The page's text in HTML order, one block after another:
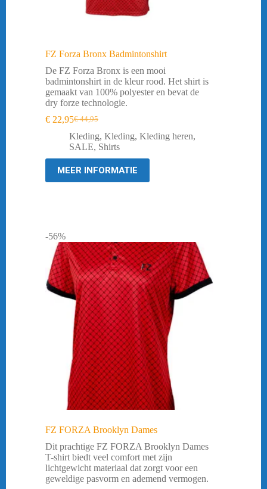
FZ Forza Bronx Badmintonshirt
De FZ Forza Bronx is een mooi
badmintonshirt in de kleur rood. Het shirt is
gemaakt van 100% polyester en bevat de
dry forze technologie.
€44,95
Oorspronkelijke
prijs
was:
€ 22,95Huidige
prijs
is:
Kleding, Kleding, Kleding heren,
SALE, Shirts
MEER INFORMATIE
-56%
FZ FORZA Brooklyn Dames
Dit prachtige FZ FORZA Brooklyn Dames
T-shirt biedt veel comfort met zijn
lichtgewicht materiaal dat zorgt voor een
geweldige pasvorm en ademend vermogen.